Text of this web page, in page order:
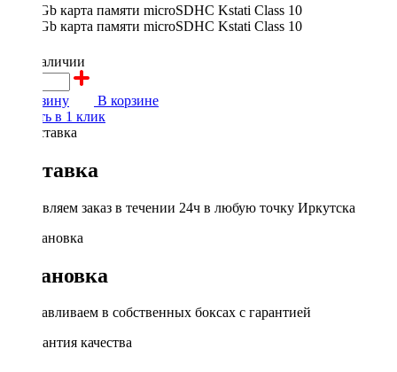
в наличии
В корзину
В корзине
Купить в 1 клик
Доставка
Доставляем заказ в течении 24ч в любую точку Иркутска
Установка
Устанавливаем в собственных боксах с гарантией